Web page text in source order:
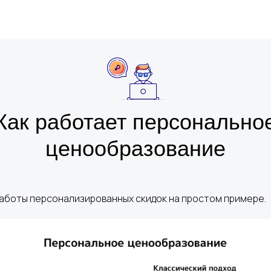
работает
ценообразование
персонализированных скидок на простом примере.